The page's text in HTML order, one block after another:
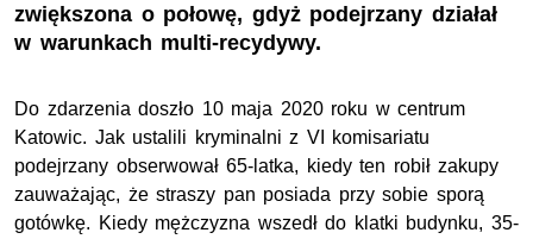
zwiększona o połowę, gdyż podejrzany działał
w warunkach multi-recydywy.
Do zdarzenia doszło 10 maja 2020 roku w centrum
Katowic. Jak ustalili kryminalni z VI komisariatu
podejrzany obserwował 65-latka, kiedy ten robił zakupy
zauważając, że straszy pan posiada przy sobie sporą
gotówkę. Kiedy mężczyzna wszedł do klatki budynku, 35-